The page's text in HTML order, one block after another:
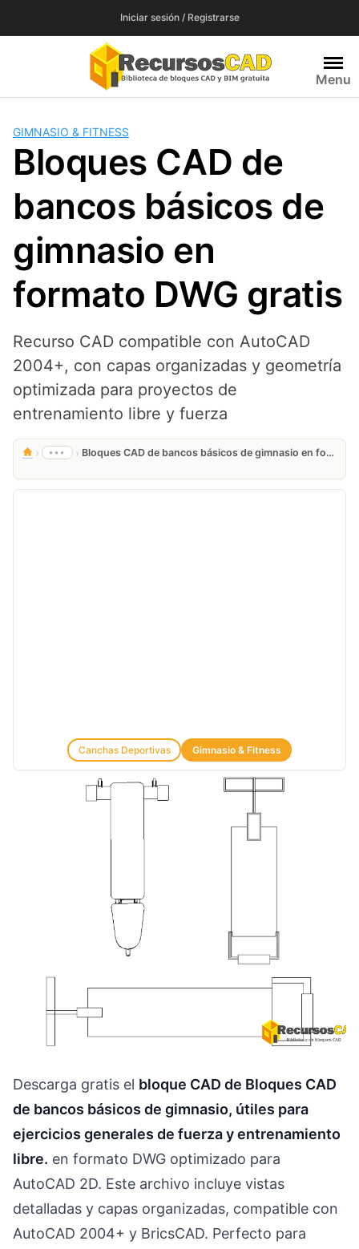
Iniciar sesión / Registrarse
Menu
GIMNASIO & FITNESS
Bloques CAD de
bancos básicos de
gimnasio en
formato DWG gratis
Recurso CAD compatible con AutoCAD
2004+, con capas organizadas y geometría
optimizada para proyectos de
entrenamiento libre y fuerza
› ••• › Bloques CAD de bancos básicos de gimnasio en formato DWG gratis
Canchas Deportivas Gimnasio & Fitness
Descarga gratis el bloque CAD de Bloques CAD
de bancos básicos de gimnasio, útiles para
ejercicios generales de fuerza y entrenamiento
libre. en formato DWG optimizado para
AutoCAD 2D. Este archivo incluye vistas
detalladas y capas organizadas, compatible con
AutoCAD 2004+ y BricsCAD. Perfecto para